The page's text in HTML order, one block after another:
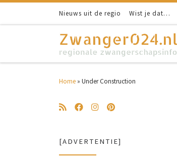
Nieuws uit de regio Wist je dat…
Home » Under Construction
[ADVERTENTIE]